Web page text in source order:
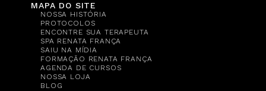
MAPA DO SITE
NOSSA HISTÓRIA
PROTOCOLOS
ENCONTRE SUA TERAPEUTA
SPA RENATA FRANÇA
SAIU NA MÍDIA
FORMAÇÃO RENATA FRANÇA
AGENDA DE CURSOS
NOSSA LOJA
BLOG